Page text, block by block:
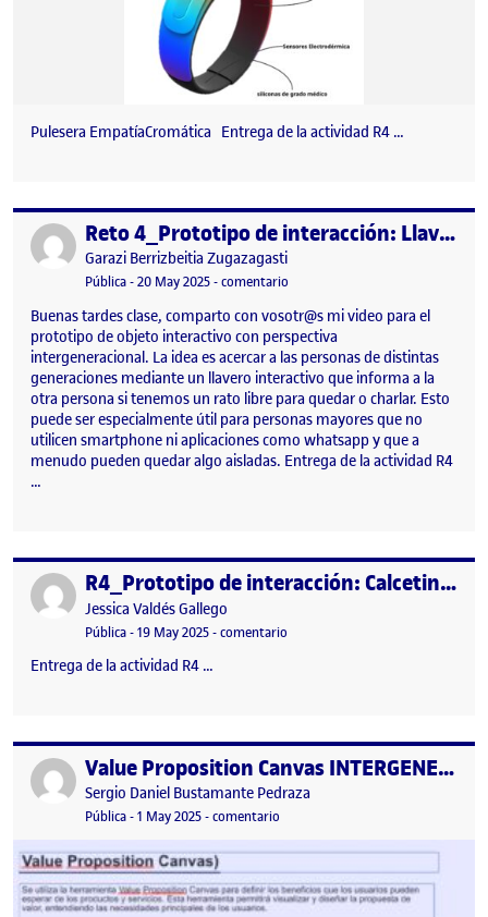
Pulesera EmpatíaCromática Entrega de la actividad R4 …
Publicado por Reto 4_Prototipo de interacción: Llaves interactivas
Publicado por
Garazi Berrizbeitia Zugazagasti
Visibilidad:
Pública-Fecha de publicación
20 May 2025-comentario
Buenas tardes clase, comparto con vosotr@s mi video para el
prototipo de objeto interactivo con perspectiva
intergeneracional. La idea es acercar a las personas de distintas
generaciones mediante un llavero interactivo que informa a la
otra persona si tenemos un rato libre para quedar o charlar. Esto
puede ser especialmente útil para personas mayores que no
utilicen smartphone ni aplicaciones como whatsapp y que a
menudo pueden quedar algo aisladas. Entrega de la actividad R4
…
Publicado por R4_Prototipo de interacción: Calcetines resonantes
Publicado por
Jessica Valdés Gallego
Visibilidad:
Pública-Fecha de publicación
19 May 2025-comentario
Entrega de la actividad R4 …
Publicado por Value Proposition Canvas INTERGENERACIONALIDAD
Publicado por
Sergio Daniel Bustamante Pedraza
Visibilidad:
Pública-Fecha de publicación
1 May 2025-comentario